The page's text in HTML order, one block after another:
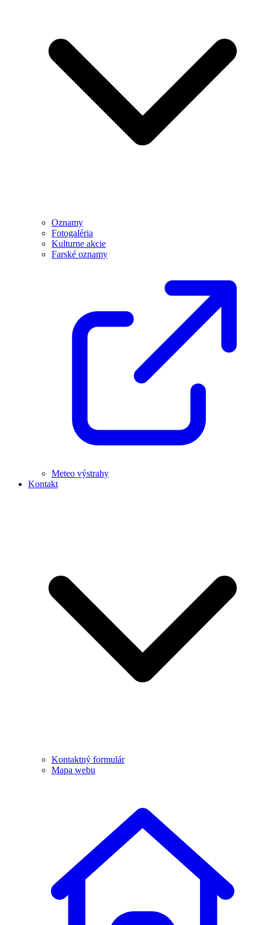
Oznamy
Fotogaléria
Kulturne akcie
Farské oznamy
Meteo výstrahy
Kontakt
Kontaktný formulár
Mapa webu